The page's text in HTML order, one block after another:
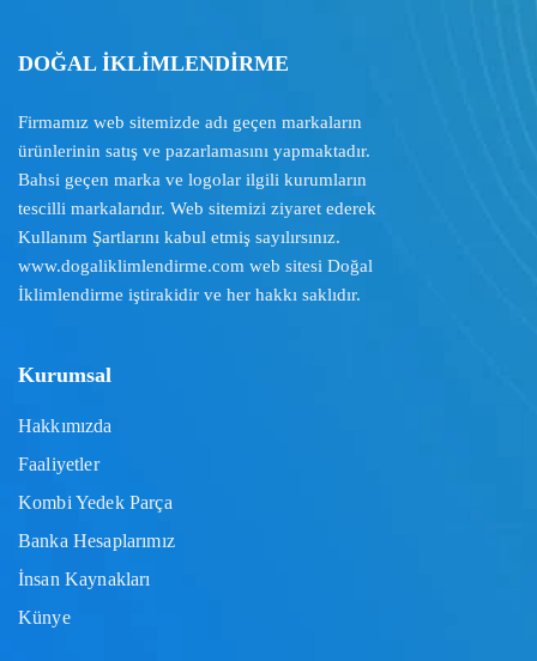
DOĞAL İKLİMLENDİRME
Firmamız web sitemizde adı geçen markaların
ürünlerinin satış ve pazarlamasını yapmaktadır.
Bahsi geçen marka ve logolar ilgili kurumların
tescilli markalarıdır. Web sitemizi ziyaret ederek
Kullanım Şartlarını kabul etmiş sayılırsınız.
www.dogaliklimlendirme.com web sitesi Doğal
İklimlendirme iştirakidir ve her hakkı saklıdır.
Kurumsal
Hakkımızda
Faaliyetler
Kombi Yedek Parça
Banka Hesaplarımız
İnsan Kaynakları
Künye